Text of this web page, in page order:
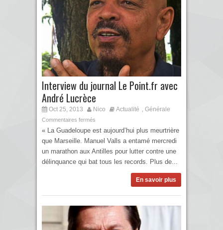
Interview du journal Le Point.fr avec
André Lucrèce
Oct 25, 2013 Nico Actualité , Générale
Commentaires fermés
« La Guadeloupe est aujourd’hui plus meurtrière
que Marseille. Manuel Valls a entamé mercredi
un marathon aux Antilles pour lutter contre une
délinquance qui bat tous les records. Plus de...
En savoir plus